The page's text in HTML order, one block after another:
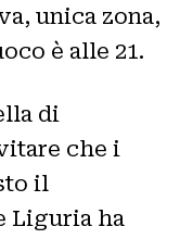
unica zona,
è alle 21.
di
che i
il
Liguria ha